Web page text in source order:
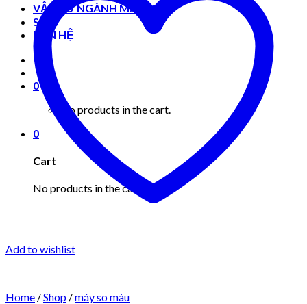
VẬT TƯ NGÀNH MAY MẶC
Shop
LIÊN HỆ
0
No products in the cart.
0
Cart
No products in the cart.
Add to wishlist
Home /Shop /máy so màu